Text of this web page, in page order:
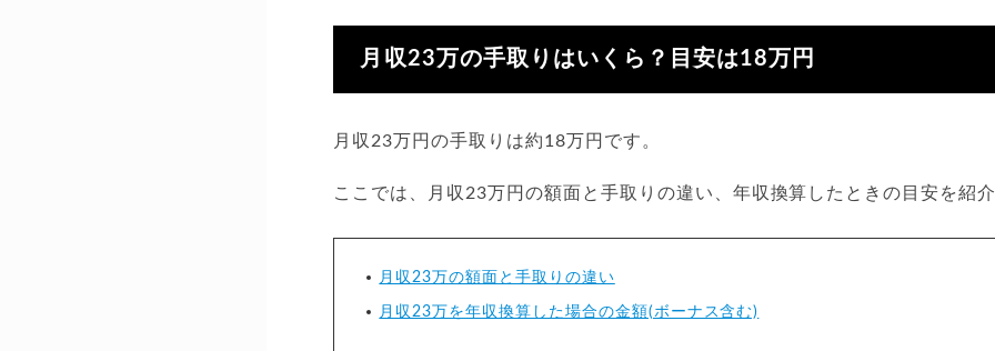
月収23万の手取りはいくら？目安は18万円
月収23万円の手取りは約18万円です。
ここでは、月収23万円の額面と手取りの違い、年収換算したときの目安を紹介
月収23万の額面と手取りの違い
月収23万を年収換算した場合の金額(ボーナス含む)